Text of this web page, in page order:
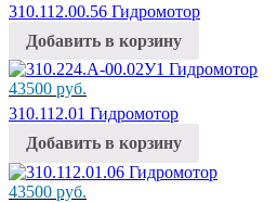
310.112.00.56 Гидромотор
Добавить в корзину
43500 руб.
310.112.01 Гидромотор
Добавить в корзину
43500 руб.